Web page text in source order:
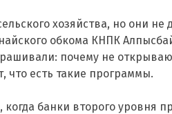
хозяйства, но они не
обкома КНПК
почему не
что есть такие программы.
банки второго уровня